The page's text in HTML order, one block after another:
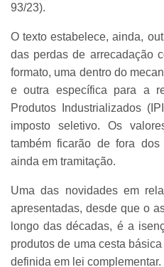
93/23).
O texto estabelece, ainda,
das perdas de arrecadação
formato, uma dentro do
e outra específica para a
Produtos Industrializados
imposto seletivo. Os
também ficarão de fora
ainda em tramitação.
Uma das novidades em
apresentadas, desde que o
longo das décadas, é a
produtos de uma cesta
definida em lei complementar.